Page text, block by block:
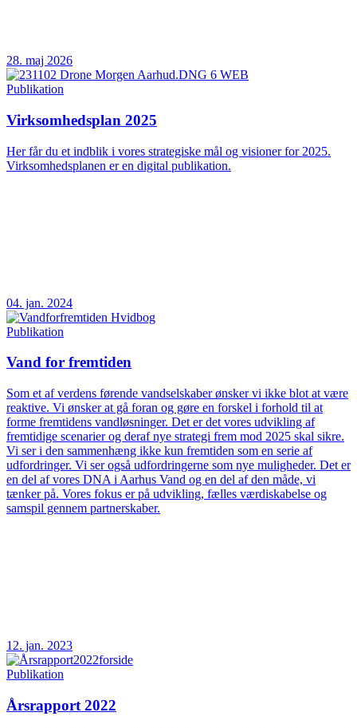
28. maj 2026
Publikation
Virksomhedsplan 2025
Her får du et indblik i vores strategiske mål og visioner for 2025.
Virksomhedsplanen er en digital publikation.
04. jan. 2024
Publikation
Vand for fremtiden
Som et af verdens førende vandselskaber ønsker vi ikke blot at være
reaktive. Vi ønsker at gå foran og gøre en forskel i forhold til at
forme fremtidens vandløsninger. Det er det vores udvikling af
fremtidige scenarier og deraf nye strategi frem mod 2025 skal sikre.
Vi ser i den sammenhæng ikke kun fremtiden som en serie af
udfordringer. Vi ser også udfordringerne som nye muligheder. Det er
en del af vores DNA i Aarhus Vand og en del af den måde, vi
tænker på. Vores fokus er på udvikling, fælles værdiskabelse og
samspil gennem partnerskaber.
12. jan. 2023
Publikation
Årsrapport 2022